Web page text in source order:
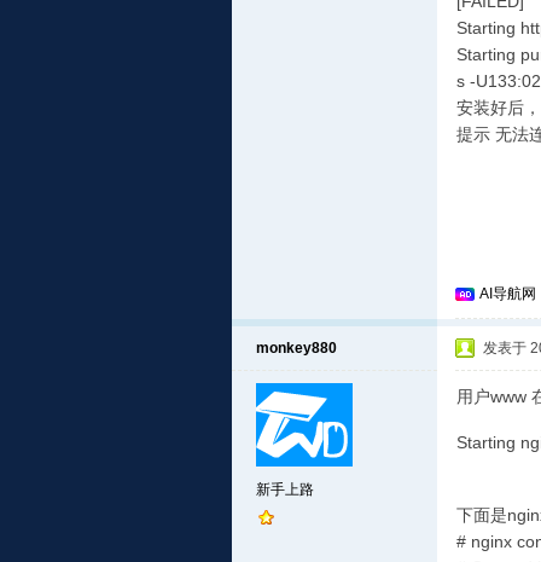
Starting
Starting
s -
安装好后
提示 无法
AI导航网
monkey880
新手上路
发表于
用户www
Starting
下面是
# nginx